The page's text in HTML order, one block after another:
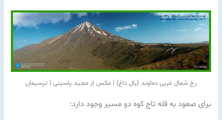
رخ شمال غربی دماوند (یال داغ) | عکس از مجید یاسینی | ترسیمان
برای صعود به قله تاج کوه دو مسیر وجود دارد: